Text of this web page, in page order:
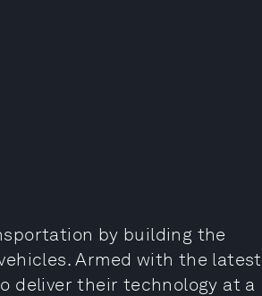
by building the
Armed with the latest
deliver their technology at a